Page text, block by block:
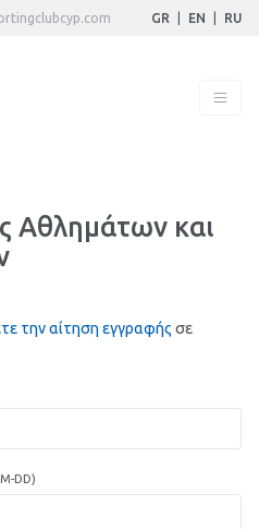
GR EN RU
Αθλημάτων και
την αίτηση εγγραφής σε
DD)